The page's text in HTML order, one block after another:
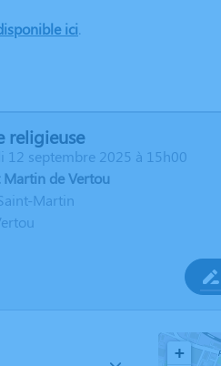
ici.
religieuse
12 septembre 2025 à 15h00
Martin de Vertou
Martin
+